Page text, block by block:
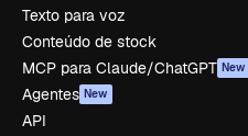
Texto para voz
Conteúdo de stock
MCP para Claude/ChatGPT New
Agentes New
API